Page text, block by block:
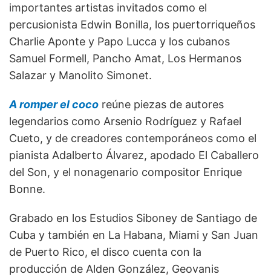
importantes artistas invitados como el
percusionista Edwin Bonilla, los puertorriqueños
Charlie Aponte y Papo Lucca y los cubanos
Samuel Formell, Pancho Amat, Los Hermanos
Salazar y Manolito Simonet.
A romper el coco reúne piezas de autores
legendarios como Arsenio Rodríguez y Rafael
Cueto, y de creadores contemporáneos como el
pianista Adalberto Álvarez, apodado El Caballero
del Son, y el nonagenario compositor Enrique
Bonne.
Grabado en los Estudios Siboney de Santiago de
Cuba y también en La Habana, Miami y San Juan
de Puerto Rico, el disco cuenta con la
producción de Alden González, Geovanis